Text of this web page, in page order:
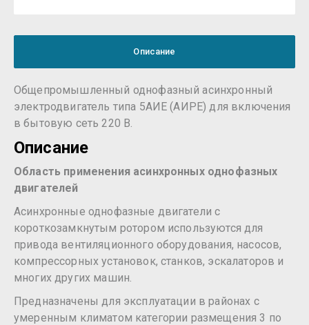
Описание
Общепромышленный однофазный асинхронный
электродвигатель типа 5АИЕ (АИРЕ) для включения
в бытовую сеть 220 В.
Описание
Область применения асинхронных однофазных
двигателей
Асинхронные однофазные двигатели с
короткозамкнутым ротором используются для
привода вентиляционного оборудования, насосов,
компрессорных установок, станков, эскалаторов и
многих других машин.
Предназначены для эксплуатации в районах с
умеренным климатом категории размещения 3 по